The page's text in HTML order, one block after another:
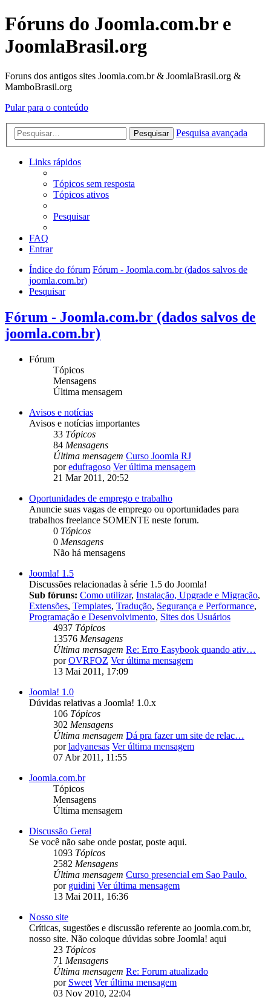
Fóruns do Joomla.com.br e
JoomlaBrasil.org
Foruns dos antigos sites Joomla.com.br & JoomlaBrasil.org &
MamboBrasil.org
Pular para o conteúdo
Pesquisar Pesquisa avançada
Links rápidos
Tópicos sem resposta
Tópicos ativos
Pesquisar
FAQ
Entrar
Índice do fórum Fórum - Joomla.com.br (dados salvos de
joomla.com.br)
Pesquisar
Fórum - Joomla.com.br (dados salvos de
joomla.com.br)
Fórum
Tópicos
Mensagens
Última mensagem
Avisos e notícias
Avisos e notícias importantes
33 Tópicos
84 Mensagens
Última mensagem Curso Joomla RJ
poredufragoso Ver última mensagem
21 Mar 2011, 20:52
Oportunidades de emprego e trabalho
Anuncie suas vagas de emprego ou oportunidades para
trabalhos freelance SOMENTE neste forum.
0 Tópicos
0 Mensagens
Não há mensagens
Joomla! 1.5
Discussões relacionadas à série 1.5 do Joomla!
Sub fóruns: Como utilizar, Instalação, Upgrade e Migração,
Extensões, Templates, Tradução, Segurança e Performance,
Programação e Desenvolvimento, Sites dos Usuários
4937 Tópicos
13576 Mensagens
Última mensagem Re: Erro Easybook quando ativ…
porOVRFOZ Ver última mensagem
13 Mai 2011, 17:09
Joomla! 1.0
Dúvidas relativas a Joomla! 1.0.x
106 Tópicos
302 Mensagens
Última mensagem Dá pra fazer um site de relac…
porladyanesas Ver última mensagem
07 Abr 2011, 11:55
Joomla.com.br
Tópicos
Mensagens
Última mensagem
Discussão Geral
Se você não sabe onde postar, poste aqui.
1093 Tópicos
2582 Mensagens
Última mensagem Curso presencial em Sao Paulo.
por guidini Ver última mensagem
13 Mai 2011, 16:36
Nosso site
Críticas, sugestões e discussão referente ao joomla.com.br,
nosso site. Não coloque dúvidas sobre Joomla! aqui
23 Tópicos
71 Mensagens
Última mensagem Re: Forum atualizado
por Sweet Ver última mensagem
03 Nov 2010, 22:04